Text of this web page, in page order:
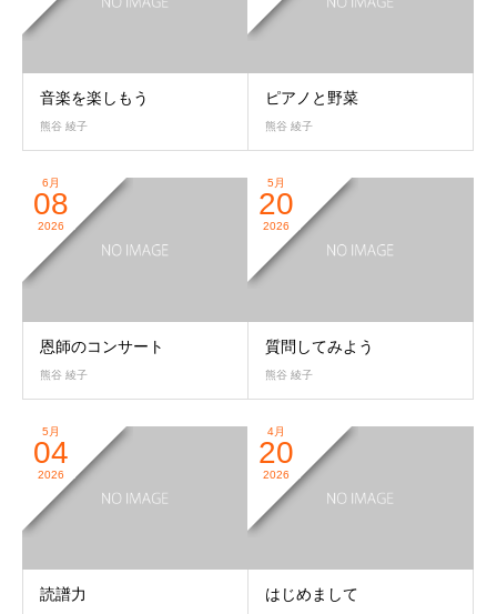
音楽を楽しもう
熊谷 綾子
ピアノと野菜
熊谷 綾子
6月
08
2026
恩師のコンサート
熊谷 綾子
5月
20
2026
質問してみよう
熊谷 綾子
5月
04
2026
読譜力
4月
20
2026
はじめまして